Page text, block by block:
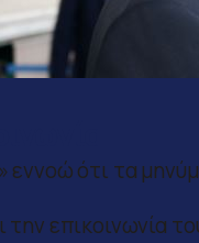
ότι τα
επικοινωνία